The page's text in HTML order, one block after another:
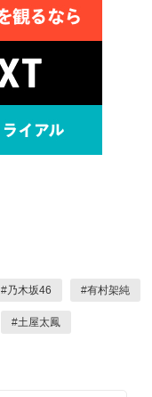
#乃木坂46 #有村架純
#土屋太鳳